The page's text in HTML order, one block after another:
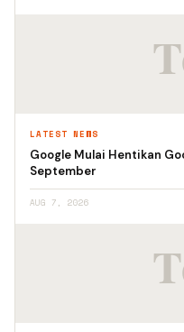
LATEST NEWS
Google Mulai Hentikan
September
AUG 7, 2026